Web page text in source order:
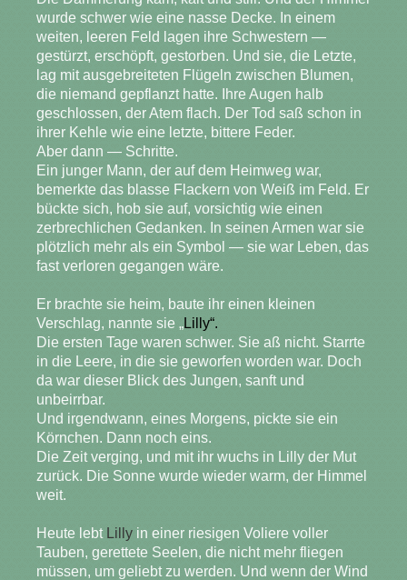
wurde schwer wie eine nasse Decke. In einem
weiten, leeren Feld lagen ihre Schwestern —
gestürzt, erschöpft, gestorben. Und sie, die Letzte,
lag mit ausgebreiteten Flügeln zwischen Blumen,
die niemand gepflanzt hatte. Ihre Augen halb
geschlossen, der Atem flach. Der Tod saß schon in
ihrer Kehle wie eine letzte, bittere Feder.
Aber dann — Schritte.
Ein junger Mann, der auf dem Heimweg war,
bemerkte das blasse Flackern von Weiß im Feld. Er
bückte sich, hob sie auf, vorsichtig wie einen
zerbrechlichen Gedanken. In seinen Armen war sie
plötzlich mehr als ein Symbol — sie war Leben, das
fast verloren gegangen wäre.
Er brachte sie heim, baute ihr einen kleinen
Verschlag, nannte sie „Lilly“.
Die ersten Tage waren schwer. Sie aß nicht. Starrte
in die Leere, in die sie geworfen worden war. Doch
da war dieser Blick des Jungen, sanft und
unbeirrbar.
Und irgendwann, eines Morgens, pickte sie ein
Körnchen. Dann noch eins.
Die Zeit verging, und mit ihr wuchs in Lilly der Mut
zurück. Die Sonne wurde wieder warm, der Himmel
weit.
Heute lebt Lilly in einer riesigen Voliere voller
Tauben, gerettete Seelen, die nicht mehr fliegen
müssen, um geliebt zu werden. Und wenn der Wind